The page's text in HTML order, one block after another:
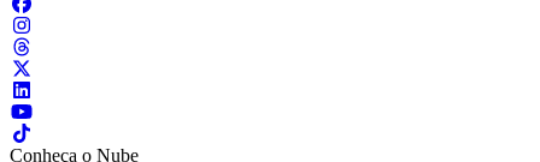
Conheça o Nube